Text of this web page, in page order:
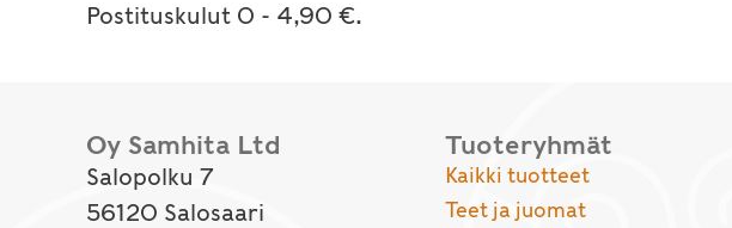
Postituskulut 0 - 4,90 €.
Oy Samhita Ltd
Salopolku 7
56120 Salosaari
Tuoteryhmät
Kaikki tuotteet
Teet ja juomat